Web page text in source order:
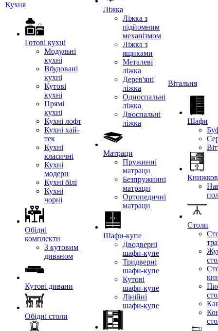
Кухня
Готові кухні
Модульні
кухні
Вбудовані
кухні
Кутові
кухні
Прямі
кухні
Кухні лофт
Кухні хай-
тек
Кухні
класичні
Кухні
модерн
Кухні білі
Кухні
чорні
Обідні
комплекти
З кутовим
диваном
Кутові дивани
Обідні столи
Ліжка
Ліжка з
підйомним
механізмом
Ліжка з
ящиками
Металеві
ліжка
Дерев'яні
ліжка
Односпальні
ліжка
Двоспальні
ліжка
Матраци
Пружинні
матраци
Безпружинні
матраци
Ортопедичні
матраци
Шафи-купе
Дводверні
шафи-купе
Тридверні
шафи-купе
Кутові
шафи-купе
Лінійні
шафи-купе
Вітальня
Шафи
Столи